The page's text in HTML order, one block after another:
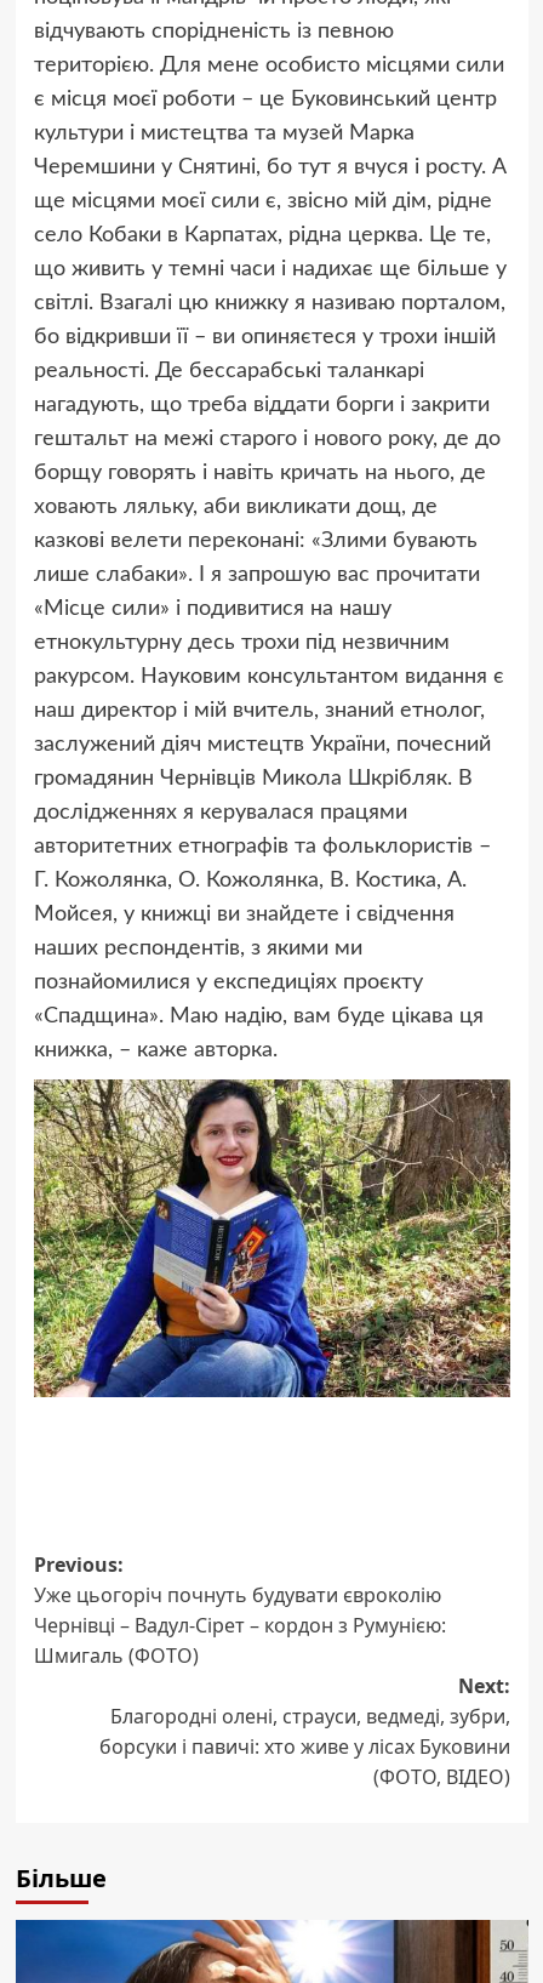
відчувають спорідненість із певною
територією. Для мене особисто місцями сили
є місця моєї роботи – це Буковинський центр
культури і мистецтва та музей Марка
Черемшини у Снятині, бо тут я вчуся і росту. А
ще місцями моєї сили є, звісно мій дім, рідне
село Кобаки в Карпатах, рідна церква. Це те,
що живить у темні часи і надихає ще більше у
світлі. Взагалі цю книжку я називаю порталом,
бо відкривши її – ви опиняєтеся у трохи іншій
реальності. Де бессарабські таланкарі
нагадують, що треба віддати борги і закрити
гештальт на межі старого і нового року, де до
борщу говорять і навіть кричать на нього, де
ховають ляльку, аби викликати дощ, де
казкові велети переконані: «Злими бувають
лише слабаки». І я запрошую вас прочитати
«Місце сили» і подивитися на нашу
етнокультурну десь трохи під незвичним
ракурсом. Науковим консультантом видання є
наш директор і мій вчитель, знаний етнолог,
заслужений діяч мистецтв України, почесний
громадянин Чернівців Микола Шкрібляк. В
дослідженнях я керувалася працями
авторитетних етнографів та фольклористів –
Г. Кожолянка, О. Кожолянка, В. Костика, А.
Мойсея, у книжці ви знайдете і свідчення
наших респондентів, з якими ми
познайомилися у експедиціях проєкту
«Спадщина». Маю надію, вам буде цікава ця
книжка, – каже авторка.
Post
navigation
Previous:
Уже цьогоріч почнуть будувати євроколію
Чернівці – Вадул-Сірет – кордон з Румунією:
Шмигаль (ФОТО)
Next:
Благородні олені, страуси, ведмеді, зубри,
борсуки і павичі: хто живе у лісах Буковини
(ФОТО, ВІДЕО)
Більше